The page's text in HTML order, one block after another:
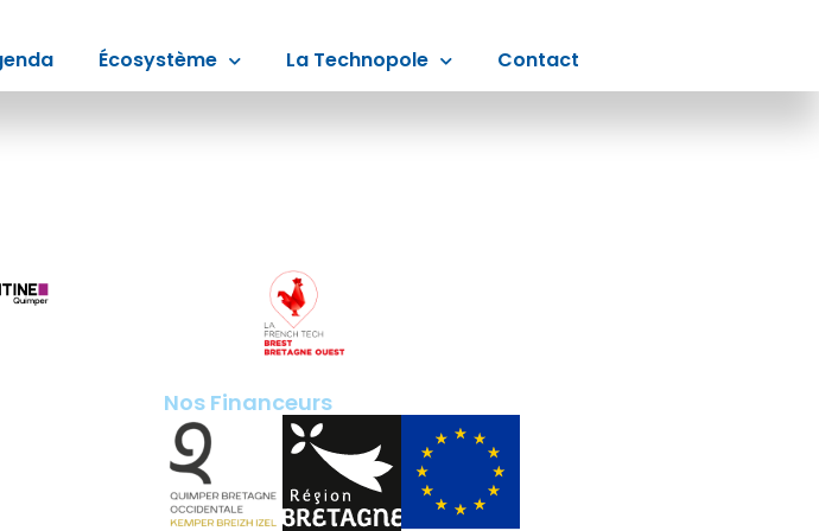
Écosystème La Technopole Contact
Nos Financeurs